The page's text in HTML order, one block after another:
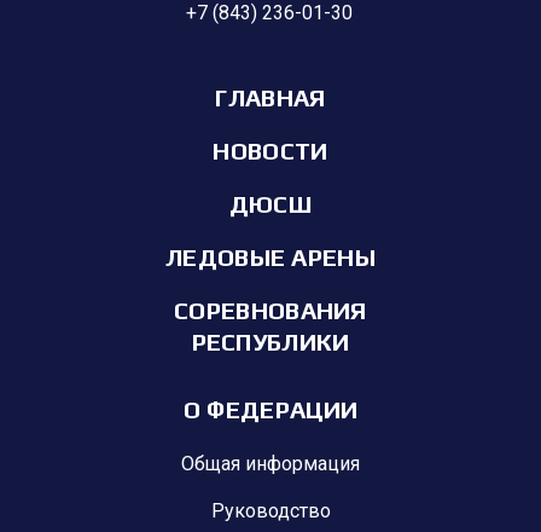
+7 (843) 236-01-30
ГЛАВНАЯ
НОВОСТИ
ДЮСШ
ЛЕДОВЫЕ АРЕНЫ
СОРЕВНОВАНИЯ
РЕСПУБЛИКИ
О ФЕДЕРАЦИИ
Общая информация
Руководство